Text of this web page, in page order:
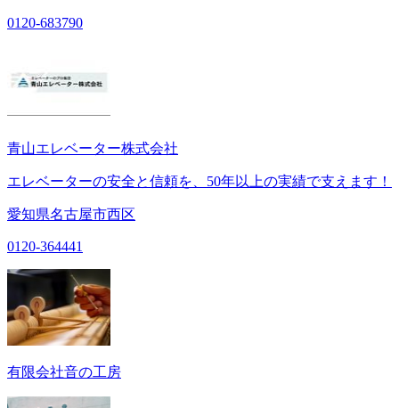
0120-683790
青山エレベーター株式会社
エレベーターの安全と信頼を、50年以上の実績で支えます！
愛知県名古屋市西区
0120-364441
有限会社音の工房